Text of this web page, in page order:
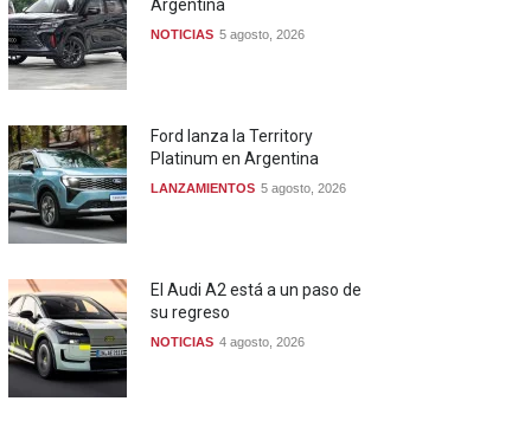
Argentina
NOTICIAS 5 agosto, 2026
Ford lanza la Territory
Platinum en Argentina
LANZAMIENTOS 5 agosto, 2026
El Audi A2 está a un paso de
su regreso
NOTICIAS 4 agosto, 2026